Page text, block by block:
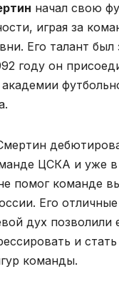
начал свою
играя за
Его талант был
году он
ЦСКА и уже
помог команде
Его
дух позволили
и
команды.